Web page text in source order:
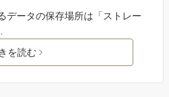
データの保存場所は「ストレー
を読む